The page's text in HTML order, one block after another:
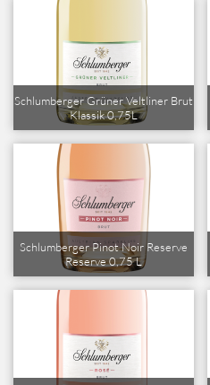
Schlumberger Grüner Veltliner Brut
Klassik 0,75L
Schlumberger Pinot Noir Reserve
Reserve 0,75 L